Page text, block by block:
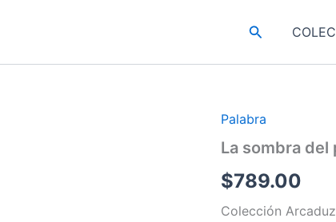
Buscar
Palabra
La sombra del
$789.00
Colección Arcaduz